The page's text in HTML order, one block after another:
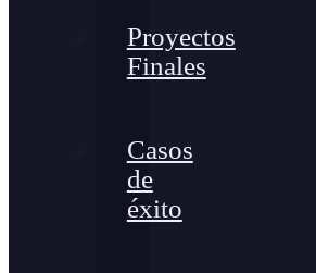
Proyectos
Finales
Casos
de
éxito